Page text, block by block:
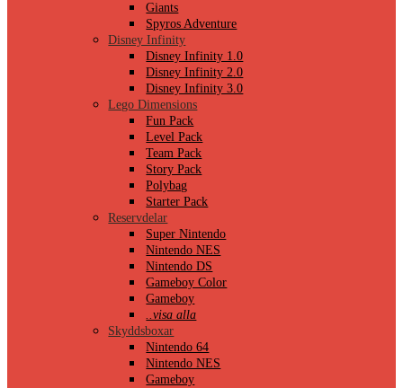
Giants
Spyros Adventure
Disney Infinity
Disney Infinity 1.0
Disney Infinity 2.0
Disney Infinity 3.0
Lego Dimensions
Fun Pack
Level Pack
Team Pack
Story Pack
Polybag
Starter Pack
Reservdelar
Super Nintendo
Nintendo NES
Nintendo DS
Gameboy Color
Gameboy
..visa alla
Skyddsboxar
Nintendo 64
Nintendo NES
Gameboy